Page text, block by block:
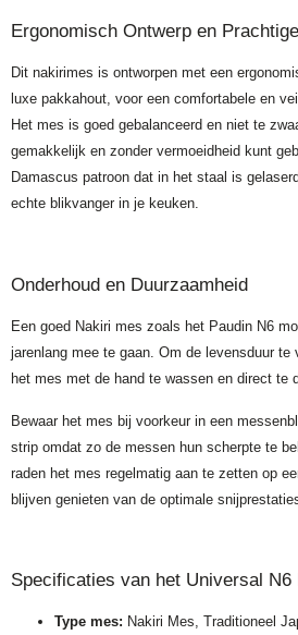
Ergonomisch Ontwerp en
Dit nakirimes is ontworpen met een
luxe pakkahout, voor een comfortabele en
Het mes is goed gebalanceerd en niet te
gemakkelijk en zonder vermoeidheid kunt
Damascus patroon dat in het staal is
echte blikvanger in je keuken.
Onderhoud en Duurzaamheid
Een goed Nakiri mes zoals het Paudin N6
jarenlang mee te gaan. Om de levensduur te
het mes met de hand te wassen en direct te
Bewaar het mes bij voorkeur in een
strip omdat zo de messen hun scherpte te
raden het mes regelmatig aan te zetten op
blijven genieten van de optimale
Specificaties van het Universal N6
Type mes: Nakiri Mes, Traditioneel